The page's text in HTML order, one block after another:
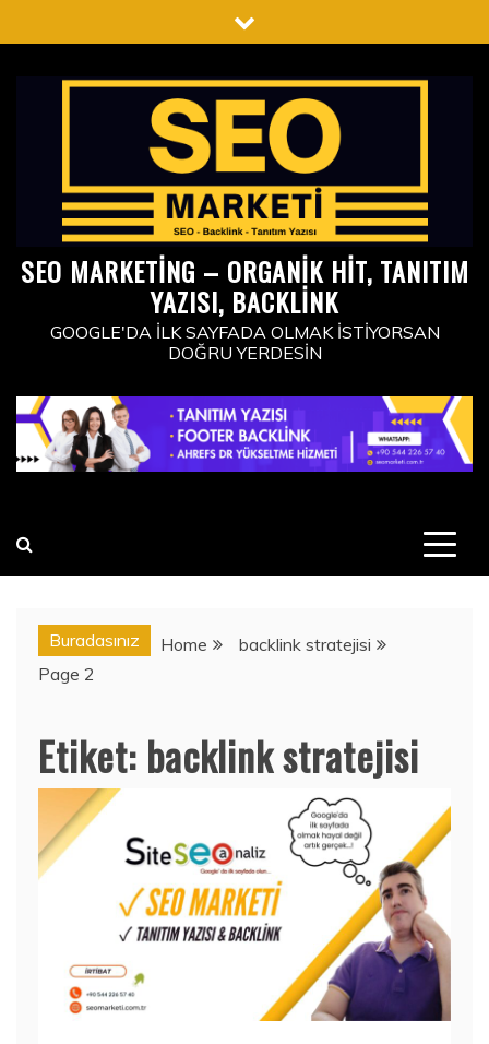
to
SEO MARKETING – ORGANIK HIT, TANITIM
YAZISI, BACKLINK
GOOGLE'DA İLK SAYFADA OLMAK İSTIYORSAN
DOĞRU YERDESIN
Buradasınız Home
backlink stratejisi
Page 2
Etiket: backlink stratejisi